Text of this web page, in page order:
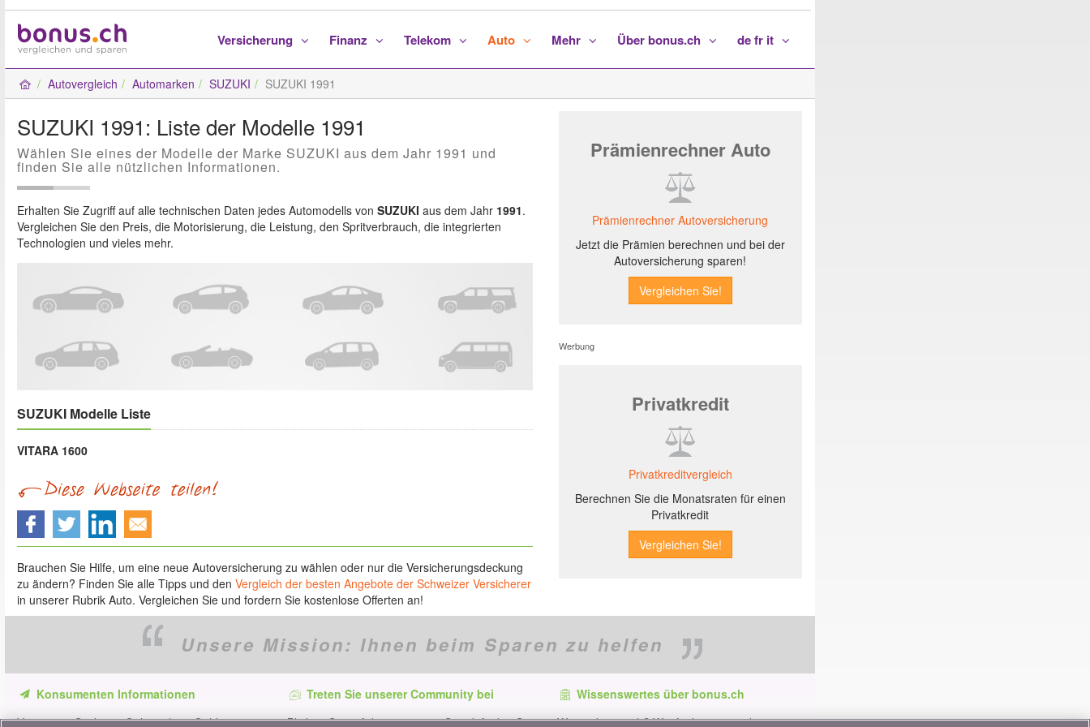
Versicherung Finanz Telekom Auto Mehr Über bonus.ch de fr it
Autovergleich Automarken SUZUKI SUZUKI 1991
SUZUKI 1991: Liste der Modelle 1991
Wählen Sie eines der Modelle der Marke SUZUKI aus dem Jahr 1991 und
finden Sie alle nützlichen Informationen.
Erhalten Sie Zugriff auf alle technischen Daten jedes Automodells von SUZUKI aus dem Jahr 1991.
Vergleichen Sie den Preis, die Motorisierung, die Leistung, den Spritverbrauch, die integrierten
Technologien und vieles mehr.
SUZUKI Modelle Liste
VITARA 1600
Brauchen Sie Hilfe, um eine neue Autoversicherung zu wählen oder nur die Versicherungsdeckung
zu ändern? Finden Sie alle Tipps und den Vergleich der besten Angebote der Schweizer Versicherer
in unserer Rubrik Auto. Vergleichen Sie und fordern Sie kostenlose Offerten an!
Prämienrechner Auto
Prämienrechner Autoversicherung
Jetzt die Prämien berechnen und bei der
Autoversicherung sparen!
Werbung
Privatkredit
Privatkreditvergleich
Berechnen Sie die Monatsraten für einen
Privatkredit
Unsere Mission: Ihnen beim Sparen zu helfen
Konsumenten Informationen
Verpassen Sie keine Gelegenheit, Geld zu
Treten Sie unserer Community bei
Bleiben Sie auf dem neuesten Stand, finden Sie
Wissenswertes über bonus.ch
Wer ist bonus.ch? Wie funktionieren die